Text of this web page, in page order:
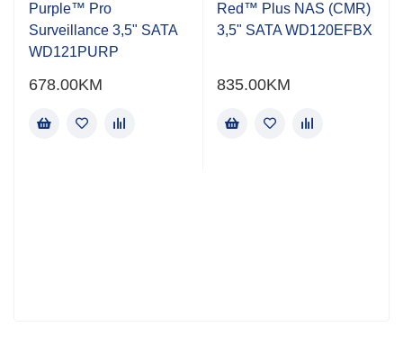
Purple™ Pro
Surveillance 3,5" SATA
WD121PURP
678.00KM
Red™ Plus NAS (CMR)
3,5" SATA WD120EFBX
835.00KM